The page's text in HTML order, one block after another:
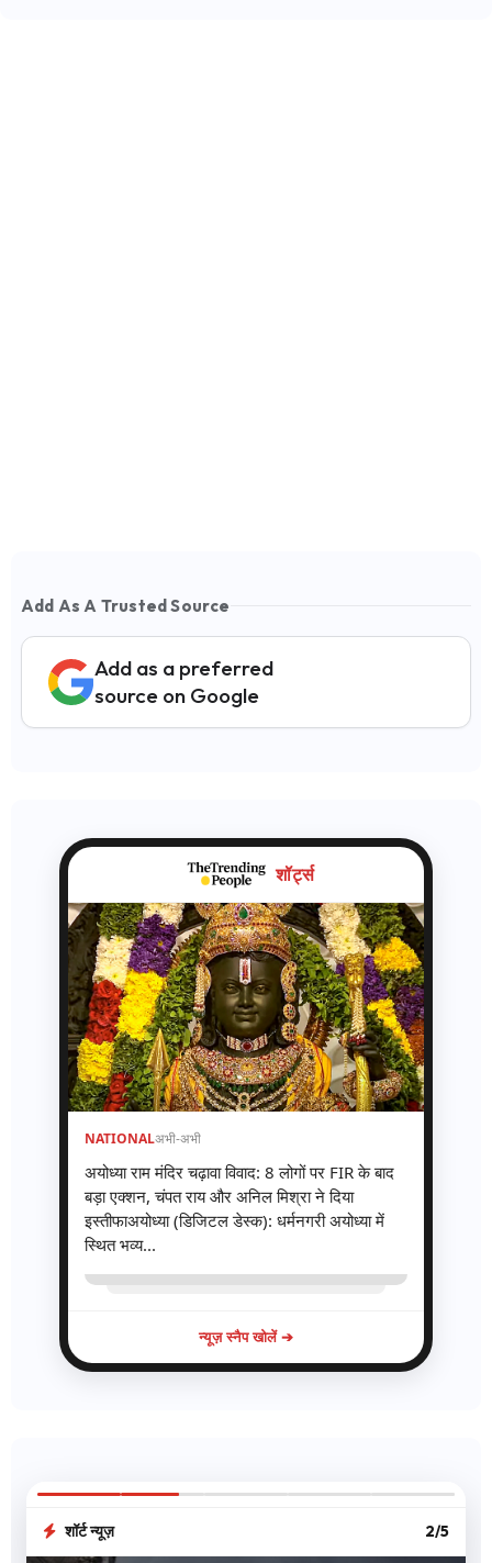
Add As A Trusted Source
Add as a preferred
source on Google
शॉर्ट्स
NATIONALअभी-अभी
अयोध्या राम मंदिर चढ़ावा विवाद: 8 लोगों पर FIR के बाद
बड़ा एक्शन, चंपत राय और अनिल मिश्रा ने दिया
इस्तीफाअयोध्या (डिजिटल डेस्क): धर्मनगरी अयोध्या में
स्थित भव्य...
न्यूज़ स्नैप खोलें ➔
शॉर्ट न्यूज़ 3/5